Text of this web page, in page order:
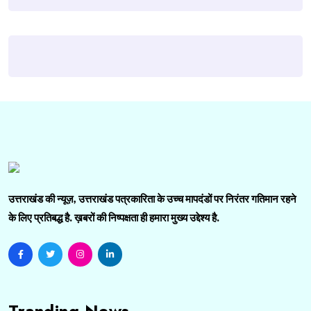
उत्तराखंड की न्यूज़, उत्तराखंड पत्रकारिता के उच्च मापदंडों पर निरंतर गतिमान रहने
के लिए प्रतिबद्ध है. ख़बरों की निष्पक्षता ही हमारा मुख्य उद्देश्य है.